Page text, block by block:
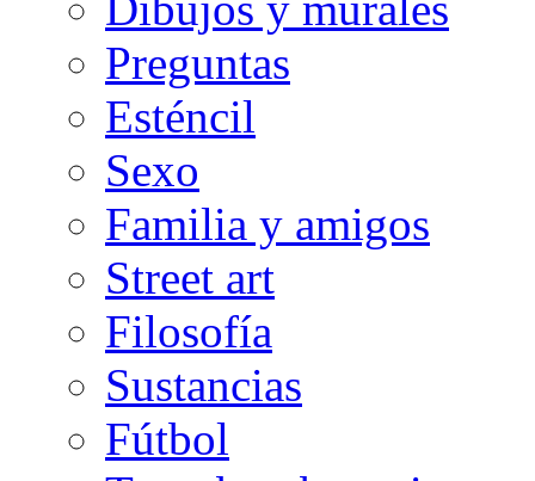
Preguntas
Esténcil
Sexo
Familia y amigos
Street art
Filosofía
Sustancias
Fútbol